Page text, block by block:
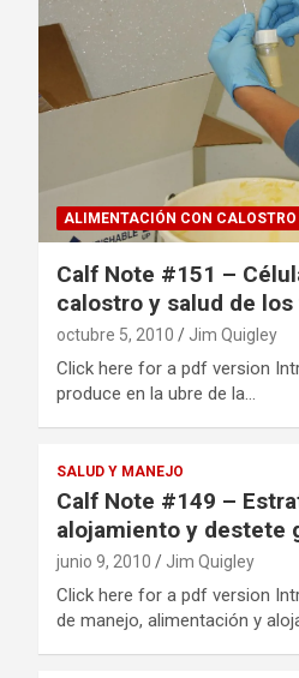
ALIMENTACIÓN CON CALOSTRO
Calf Note #151 –
calostro y salud de
octubre 5, 2010 Jim Quigley
Click here for a pdf version
produce en la ubre de la…
SALUD Y MANEJO
Calf Note #149 –
alojamiento y destete
junio 9, 2010 Jim Quigley
Click here for a pdf version
de manejo, alimentación y